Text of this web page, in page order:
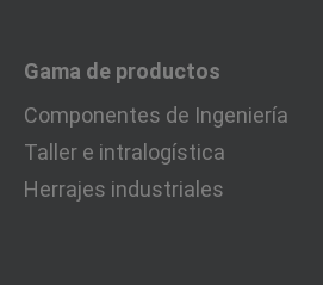
Gama de productos
Componentes de Ingeniería
Taller e intralogística
Herrajes industriales